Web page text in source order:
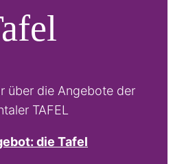
über die Angebote der
TAFEL
die Tafel